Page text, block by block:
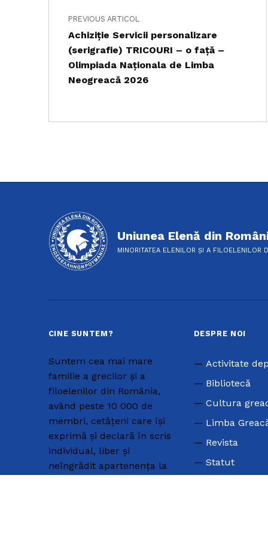
PREVIOUS ARTICOL
Achiziţie Servicii personalizare
(serigrafie) TRICOURI – o față –
Olimpiada Naționala de Limba
Neogreacă 2026
Uniunea Elenă din
MINORITATEA ELENILOR ȘI A FILOELENILOR
CINE SUNTEM?
Suntem cea mai mare
familie a grecilor și a
filoelenilor din România,
având peste 10 000 de
membri, cetățeni care își
exprimă și declară în scris
individual, liber și
neîngrădit apartenența la
DESPRE NOI
Activitate
Bibliotecă
Cultura
Limba
Revista
Statut